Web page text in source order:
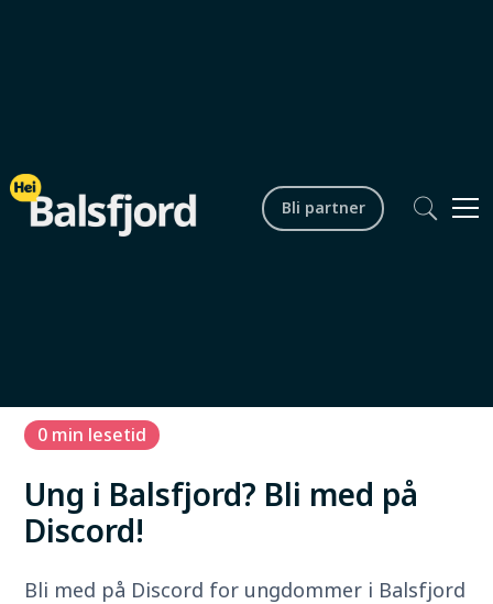
Bli partner
0 min lesetid
Ung i Balsfjord? Bli med på
Discord!
Bli med på Discord for ungdommer i Balsfjord